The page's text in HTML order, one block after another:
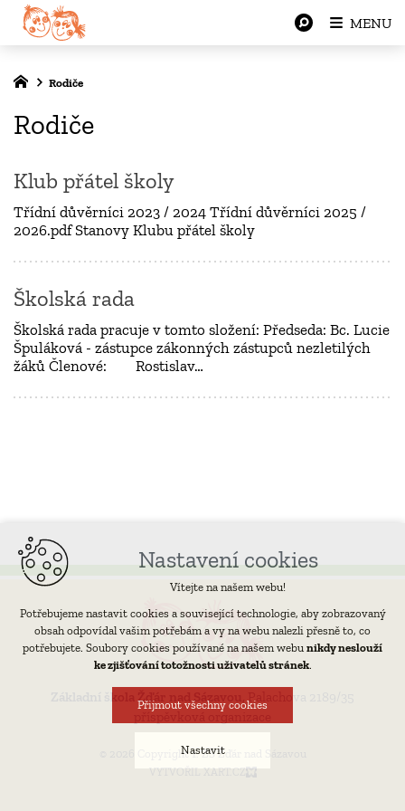
Rodiče
Rodiče
Klub přátel školy
Třídní důvěrníci 2023 / 2024 Třídní důvěrníci 2025 /
2026.pdf Stanovy Klubu přátel školy
Školská rada
Školská rada pracuje v tomto složení: Předseda: Bc. Lucie
Špuláková - zástupce zákonných zástupců nezletilých
žáků Členové: Rostislav…
Základní škola Žďár nad Sázavou,
Palachova 2189/35
© 2026 Copyright 1. ZŠ Žďár nad Sázavou
VYTVOŘIL XART.CZ
MENU
Nastavení cookies
Vítejte na našem webu!
Potřebujeme nastavit cookies a související technologie, aby zobrazovaný
obsah odpovídal vašim potřebám a vy na webu nalezli přesně to, co
potřebujete. Soubory cookies používané na našem webu nikdy neslouží
ke zjišťování totožnosti uživatelů stránek.
Přijmout všechny cookies
Nastavit